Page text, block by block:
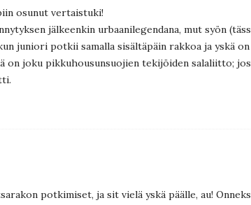
osunut vertaistuki!
jälkeenkin urbaanilegendana, mut syön
juniori potkii samalla sisältäpäin rakkoa ja yskä
on joku pikkuhousunsuojien tekijöiden salaliitto;
potkimiset, ja sit vielä yskä päälle, au!